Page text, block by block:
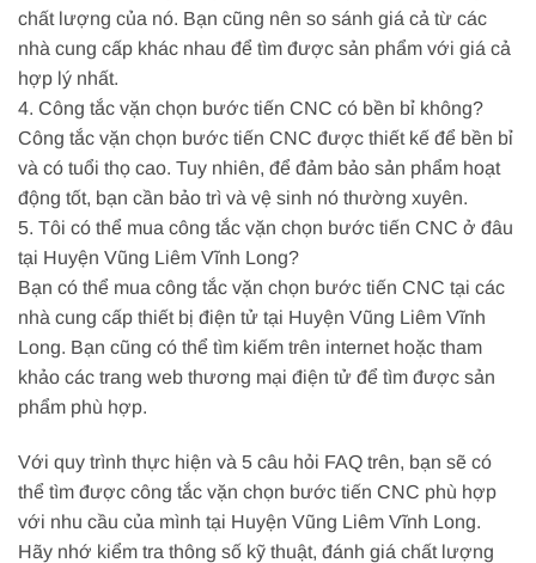
chất lượng của nó. Bạn cũng nên so sánh giá cả từ các
nhà cung cấp khác nhau để tìm được sản phẩm với giá cả
hợp lý nhất.
4. Công tắc vặn chọn bước tiến CNC có bền bỉ không?
Công tắc vặn chọn bước tiến CNC được thiết kế để bền bỉ
và có tuổi thọ cao. Tuy nhiên, để đảm bảo sản phẩm hoạt
động tốt, bạn cần bảo trì và vệ sinh nó thường xuyên.
5. Tôi có thể mua công tắc vặn chọn bước tiến CNC ở đâu
tại Huyện Vũng Liêm Vĩnh Long?
Bạn có thể mua công tắc vặn chọn bước tiến CNC tại các
nhà cung cấp thiết bị điện tử tại Huyện Vũng Liêm Vĩnh
Long. Bạn cũng có thể tìm kiếm trên internet hoặc tham
khảo các trang web thương mại điện tử để tìm được sản
phẩm phù hợp.
Với quy trình thực hiện và 5 câu hỏi FAQ trên, bạn sẽ có
thể tìm được công tắc vặn chọn bước tiến CNC phù hợp
với nhu cầu của mình tại Huyện Vũng Liêm Vĩnh Long.
Hãy nhớ kiểm tra thông số kỹ thuật, đánh giá chất lượng